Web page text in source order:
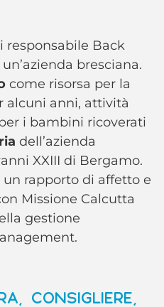
responsabile Back
bresciana.
come risorsa per la
alcuni anni, attività
i bambini ricoverati
dell’azienda
XXIII di Bergamo.
rapporto di affetto e
Missione Calcutta
gestione
CONSIGLIERE,